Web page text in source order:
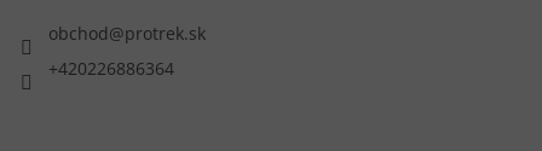
obchod@protrek.sk
+420226886364